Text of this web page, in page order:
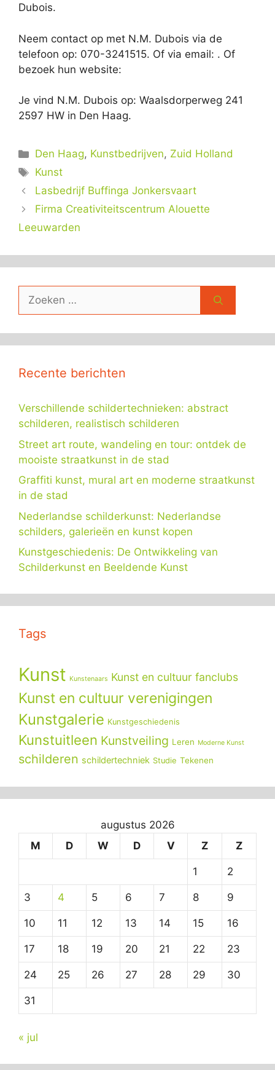
Dubois.
Neem contact op met N.M. Dubois via de
telefoon op: 070-3241515. Of via email: . Of
bezoek hun website:
Je vind N.M. Dubois op: Waalsdorperweg 241
2597 HW in Den Haag.
Categorieën
Den Haag, Kunstbedrijven, Zuid Holland
Tags
Kunst
Lasbedrijf Buffinga Jonkersvaart
Firma Creativiteitscentrum Alouette
Leeuwarden
Zoek
Recente berichten
Verschillende schildertechnieken: abstract
schilderen, realistisch schilderen
Street art route, wandeling en tour: ontdek de
mooiste straatkunst in de stad
Graffiti kunst, mural art en moderne straatkunst
in de stad
Nederlandse schilderkunst: Nederlandse
schilders, galerieën en kunst kopen
Kunstgeschiedenis: De Ontwikkeling van
Schilderkunst en Beeldende Kunst
Tags
Kunst Kunstenaars Kunst en cultuur fanclubs
Kunst en cultuur verenigingen
Kunstgalerie Kunstgeschiedenis
Kunstuitleen Kunstveiling Leren Moderne Kunst
schilderen schildertechniek Studie Tekenen
augustus 2026
M
D W D V Z Z
1 2
3 4 5 6 7 8 9
10 11 12 13 14 15 16
17 18 19 20 21 22 23
24 25 26 27 28 29 30
31
« jul